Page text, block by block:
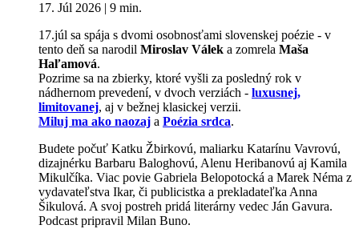
17. Júl 2026 | 9 min.
17.júl sa spája s dvomi osobnosťami slovenskej poézie - v
tento deň sa narodil Miroslav Válek a zomrela Maša
Haľamová.
Pozrime sa na zbierky, ktoré vyšli za posledný rok v
nádhernom prevedení, v dvoch verziách - luxusnej,
limitovanej, aj v bežnej klasickej verzii.
Miluj ma ako naozaj a Poézia srdca.
Budete počuť Katku Žbirkovú, maliarku Katarínu Vavrovú,
dizajnérku Barbaru Baloghovú, Alenu Heribanovú aj Kamila
Mikulčíka. Viac povie Gabriela Belopotocká a Marek Néma z
vydavateľstva Ikar, či publicistka a prekladateľka Anna
Šikulová. A svoj postreh pridá literárny vedec Ján Gavura.
Podcast pripravil Milan Buno.